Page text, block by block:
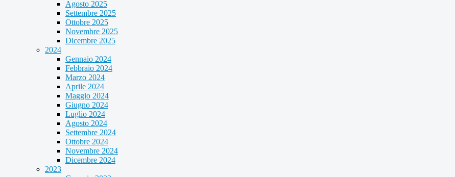
Agosto 2025
Settembre 2025
Ottobre 2025
Novembre 2025
Dicembre 2025
2024
Gennaio 2024
Febbraio 2024
Marzo 2024
Aprile 2024
Maggio 2024
Giugno 2024
Luglio 2024
Agosto 2024
Settembre 2024
Ottobre 2024
Novembre 2024
Dicembre 2024
2023